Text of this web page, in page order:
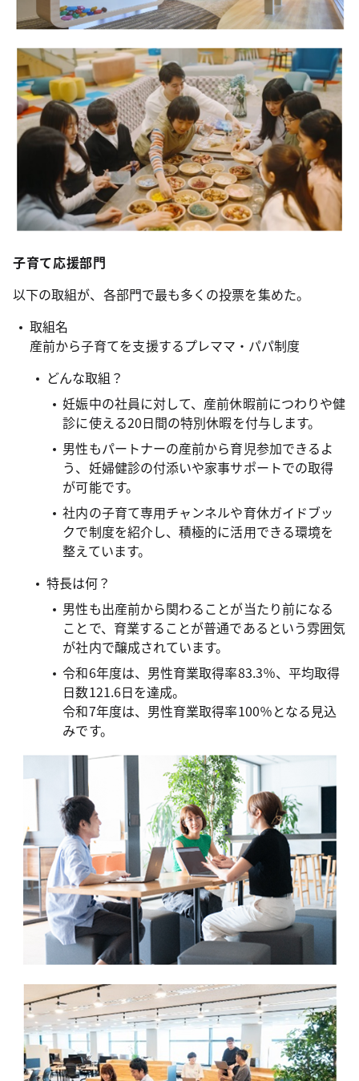
子育て応援部門
以下の取組が、各部門で最も多くの投票を集めた。
取組名
産前から子育てを支援するプレママ・パパ制度
どんな取組？
妊娠中の社員に対して、産前休暇前につわりや健
診に使える20日間の特別休暇を付与します。
男性もパートナーの産前から育児参加できるよ
う、妊婦健診の付添いや家事サポートでの取得
が可能です。
社内の子育て専用チャンネルや育休ガイドブッ
クで制度を紹介し、積極的に活用できる環境を
整えています。
特長は何？
男性も出産前から関わることが当たり前になる
ことで、育業することが普通であるという雰囲気
が社内で醸成されています。
令和6年度は、男性育業取得率83.3％、平均取得
日数121.6日を達成。
令和7年度は、男性育業取得率100％となる見込
みです。